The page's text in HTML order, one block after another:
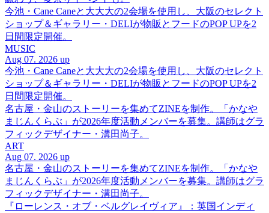
今池・Cane Caneと大大大の2会場を使用し、大阪のセレクト
ショップ＆ギャラリー・DELIが物販とフードのPOP UPを2
日間限定開催。
MUSIC
Aug 07. 2026 up
今池・Cane Caneと大大大の2会場を使用し、大阪のセレクト
ショップ＆ギャラリー・DELIが物販とフードのPOP UPを2
日間限定開催。
名古屋・金山のストーリーを集めてZINEを制作。「かなや
まじんくらぶ」が2026年度活動メンバーを募集。講師はグラ
フィックデザイナー・溝田尚子。
ART
Aug 07. 2026 up
名古屋・金山のストーリーを集めてZINEを制作。「かなや
まじんくらぶ」が2026年度活動メンバーを募集。講師はグラ
フィックデザイナー・溝田尚子。
『ローレンス・オブ・ベルグレイヴィア』：英国インディ